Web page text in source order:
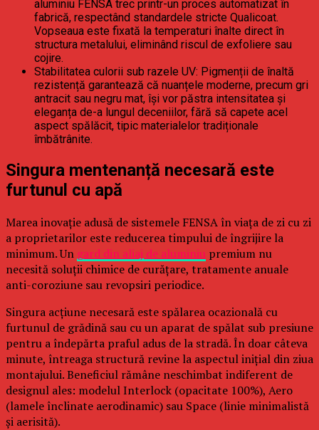
aluminiu FENSA trec printr-un proces automatizat în
fabrică, respectând standardele stricte Qualicoat.
Vopseaua este fixată la temperaturi înalte direct în
structura metalului, eliminând riscul de exfoliere sau
cojire.
Stabilitatea culorii sub razele UV: Pigmenții de înaltă
rezistență garantează că nuanțele moderne, precum gri
antracit sau negru mat, își vor păstra intensitatea și
eleganța de-a lungul deceniilor, fără să capete acel
aspect spălăcit, tipic materialelor tradiționale
îmbătrânite.
Singura mentenanță necesară este
furtunul cu apă
Marea inovație adusă de sistemele FENSA în viața de zi cu zi
a proprietarilor este reducerea timpului de îngrijire la
minimum. Un gard din aliaj de aluminiu premium nu
necesită soluții chimice de curățare, tratamente anuale
anti-coroziune sau revopsiri periodice.
Singura acțiune necesară este spălarea ocazională cu
furtunul de grădină sau cu un aparat de spălat sub presiune
pentru a îndepărta praful adus de la stradă. În doar câteva
minute, întreaga structură revine la aspectul inițial din ziua
montajului. Beneficiul rămâne neschimbat indiferent de
designul ales: modelul Interlock (opacitate 100%), Aero
(lamele înclinate aerodinamic) sau Space (linie minimalistă
și aerisită).